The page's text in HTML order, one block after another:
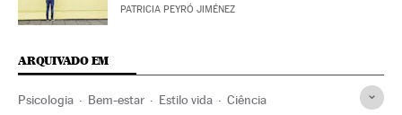
PATRICIA PEYRÓ JIMÉNEZ
ARQUIVADO EM
Psicologia Bem-estar Estilo vida Ciência